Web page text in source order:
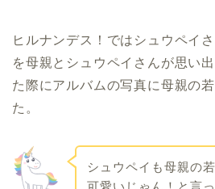
ヒルナンデス！ではシュウペイ
を母親とシュウペイさんが思い
た際にアルバムの写真に母親の
た。
シュウペイも母親の